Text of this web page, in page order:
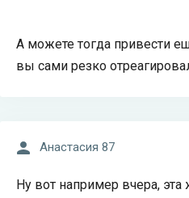
А можете тогда привести
вы сами резко
Анастасия 87
Ну вот например вчера, эта